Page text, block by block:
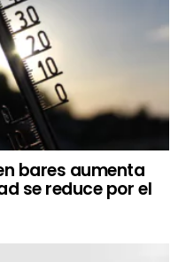
bares aumenta
se reduce por el